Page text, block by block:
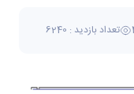
تعداد بازدید : 6240